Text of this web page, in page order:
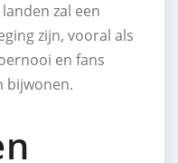
zal een
zijn, vooral als
en fans
bijwonen.